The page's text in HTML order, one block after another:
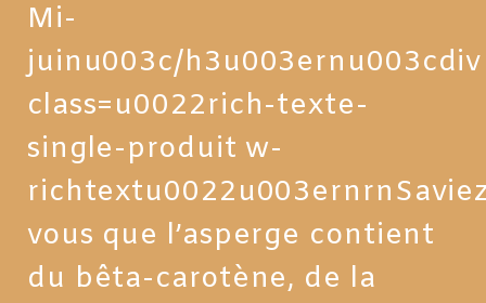
Mi-
juinu003c/h3u003ernu003cdiv
class=u0022rich-texte-
single-produit w-
vous que l’asperge contient
du bêta-carotène, de la